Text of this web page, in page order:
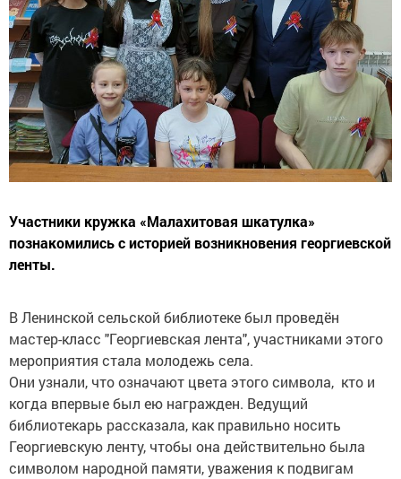
Участники кружка «Малахитовая шкатулка»
познакомились с историей возникновения георгиевской
ленты.
В Ленинской сельской библиотеке был проведён
мастер-класс "Георгиевская лента", участниками этого
мероприятия стала молодежь села.
Они узнали, что означают цвета этого символа, кто и
когда впервые был ею награжден. Ведущий
библиотекарь рассказала, как правильно носить
Георгиевскую ленту, чтобы она действительно была
символом народной памяти, уважения к подвигам